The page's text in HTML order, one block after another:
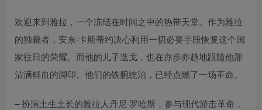
欢迎来到雅拉，一个冻结在时间之中的热带天堂。作为雅拉
的独裁者，安东·卡斯蒂约决心利用一切必要手段恢复这个国
家往日的荣耀。而他的儿子迭戈，也在亦步亦趋地跟随他那
沾满鲜血的脚印。他们的铁腕统治，已经点燃了一场革命。
– 扮演土生土长的雅拉人丹尼·罗哈斯，参与现代游击革命，